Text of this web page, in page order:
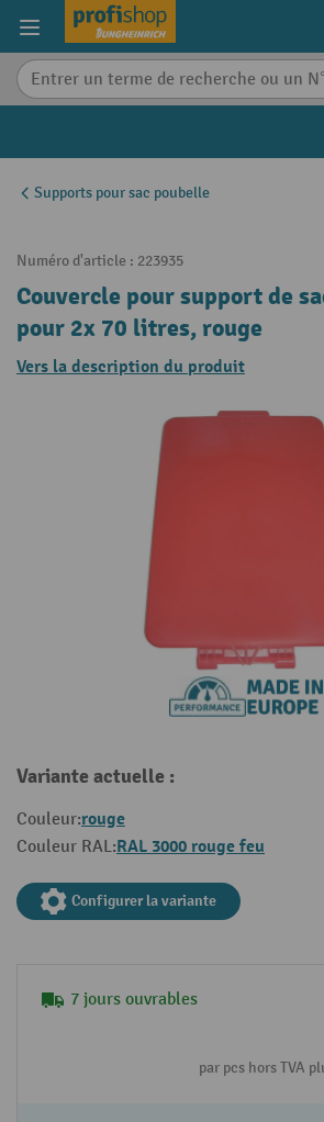
content
Supports pour sac poubelle
Numéro d'article : 223935
Couvercle pour support de
pour 2x 70 litres, rouge
Vers la description du produit
Variante actuelle :
Couleur:rouge
Couleur RAL:RAL 3000 rouge feu
Configurer la variante
7 jours ouvrables
par pcs hors TVA